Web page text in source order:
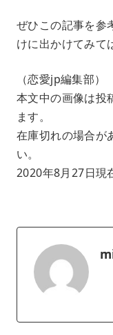
ぜひこの記事を参
けに出かけてみて
（恋愛jp編集部）
本文中の画像は投
ます。
在庫切れの場合が
い。
2020年8月27日現